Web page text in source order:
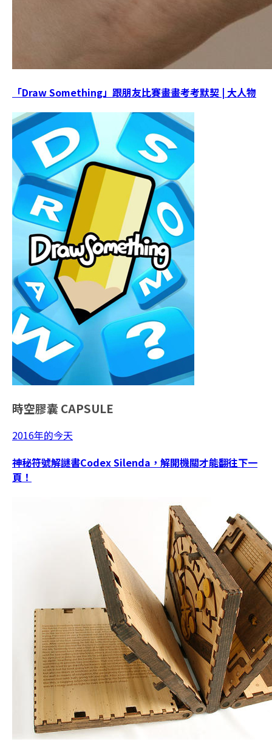
「Draw Something」跟朋友比賽畫畫考考默契 | 大人物
時空膠囊 CAPSULE
2016年的今天
神秘符號解謎書Codex Silenda，解開機關才能翻往下一
頁！